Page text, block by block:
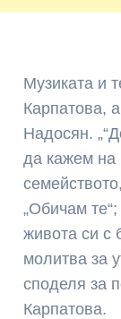
Музиката и
Карпатова,
Надосян.
да кажем на
„Обичам
живота си с
молитва за
споделя за
Карпатова.